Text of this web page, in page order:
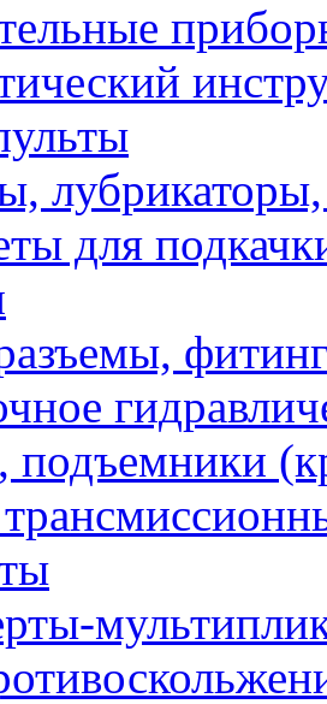
для
подъемники